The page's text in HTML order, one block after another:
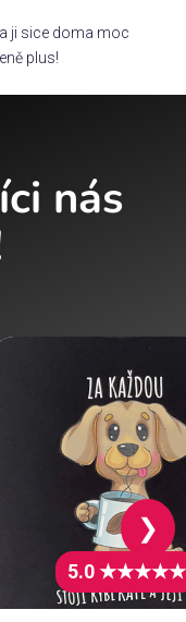
ji sice doma moc
plus!
nás
5.0 ★★★★★
❯